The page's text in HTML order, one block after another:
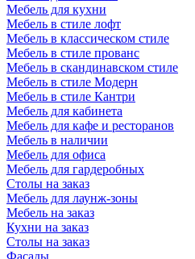
Мебель для кухни
Мебель в стиле лофт
Мебель в классическом стиле
Мебель в стиле прованс
Мебель в скандинавском стиле
Мебель в стиле Модерн
Мебель в стиле Кантри
Мебель для кабинета
Мебель для кафе и ресторанов
Мебель в наличии
Мебель для офиса
Мебель для гардеробных
Столы на заказ
Мебель для лаунж-зоны
Мебель на заказ
Кухни на заказ
Столы на заказ
Фасады